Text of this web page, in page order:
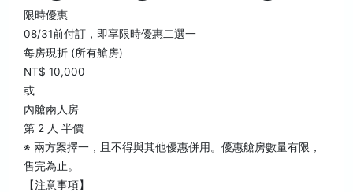
限時優惠
08/31前付訂，即享限時優惠二選一
每房現折 (所有艙房)
NT$ 10,000
或
內艙兩人房
第 2 人 半價
※ 兩方案擇一，且不得與其他優惠併用。優惠艙房數量有限，
售完為止。
【注意事項】